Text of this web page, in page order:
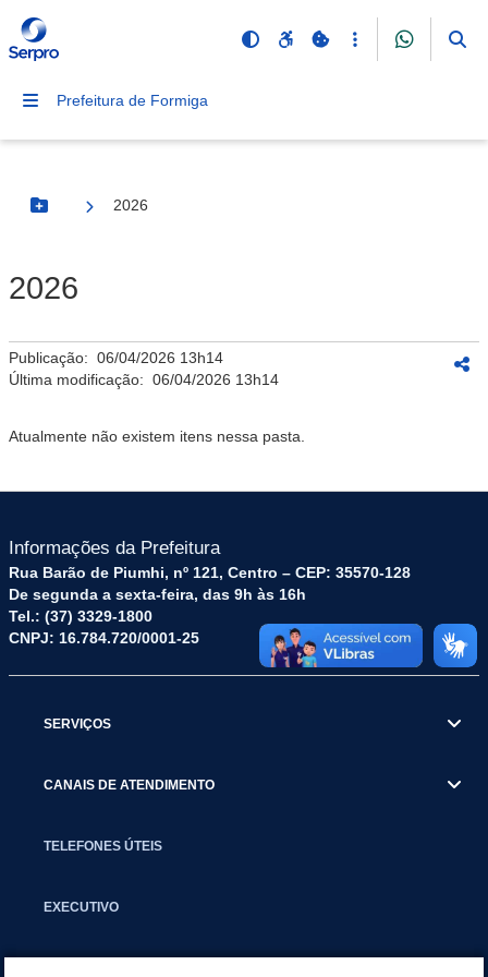
Prefeitura de Formiga
Botão Menu
2026
2026
Publicação: 06/04/2026 13h14
Última modificação: 06/04/2026 13h14
Atualmente não existem itens nessa pasta.
Informações da Prefeitura
Rua Barão de Piumhi, nº 121, Centro – CEP: 35570-128
De segunda a sexta-feira, das 9h às 16h
Tel.: (37) 3329-1800
CNPJ: 16.784.720/0001-25
SERVIÇOS
CANAIS DE ATENDIMENTO
TELEFONES ÚTEIS
EXECUTIVO